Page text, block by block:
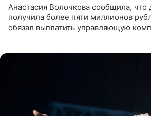
Анастасия Волочкова сообщила, что
получила более пяти миллионов
обязал выплатить управляющую